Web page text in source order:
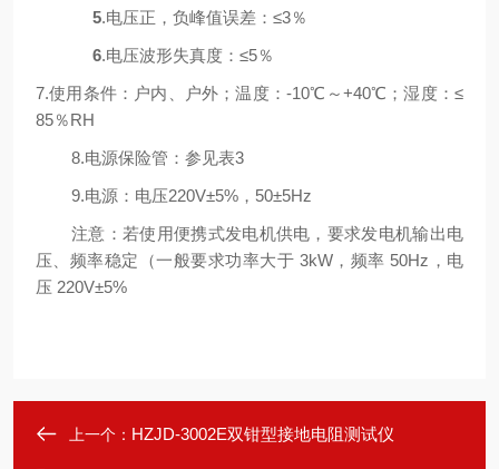
5.电压正，负峰值误差：≤3％
6.电压波形失真度：≤5％
7.使用条件：户内、户外；温度：-10℃～+40℃；湿度：≤
85％RH
8.电源保险管：参见表3
9.电源：电压220V±5%，50±5Hz
注意：若使用便携式发电机供电，要求发电机输出电
压、频率稳定（一般要求功率大于 3kW，频率 50Hz，电
压 220V±5%
上一个： HZJD-3002E双钳型接地电阻测试仪